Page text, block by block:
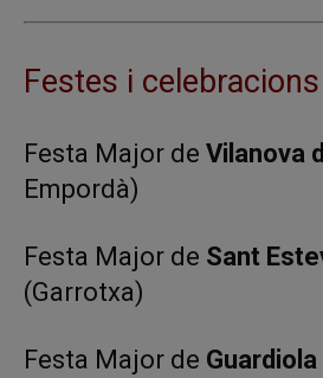
Festes i celebracions
Festa Major de Vilanova
Empordà)
Festa Major de Sant
(Garrotxa)
Festa Major de